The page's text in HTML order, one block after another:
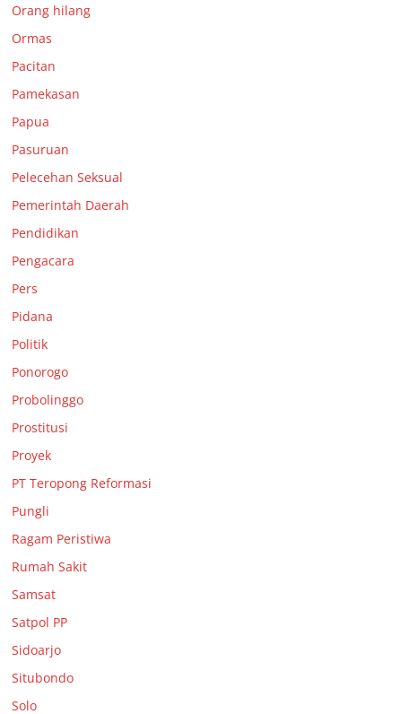
Orang hilang
Ormas
Pacitan
Pamekasan
Papua
Pasuruan
Pelecehan Seksual
Pemerintah Daerah
Pendidikan
Pengacara
Pers
Pidana
Politik
Ponorogo
Probolinggo
Prostitusi
Proyek
PT Teropong Reformasi
Pungli
Ragam Peristiwa
Rumah Sakit
Samsat
Satpol PP
Sidoarjo
Situbondo
Solo